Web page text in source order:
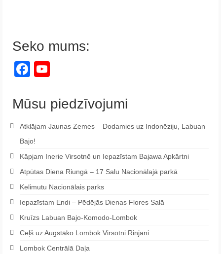
Seko mums:
Facebook
Mūsu piedzīvojumi
Atklājam Jaunas Zemes – Dodamies uz Indonēziju, Labuan
Bajo!
Kāpjam Inerie Virsotnē un Iepazīstam Bajawa Apkārtni
Atpūtas Diena Riungā – 17 Salu Nacionālajā parkā
Kelimutu Nacionālais parks
Iepazīstam Endi – Pēdējās Dienas Flores Salā
Kruīzs Labuan Bajo-Komodo-Lombok
Ceļš uz Augstāko Lombok Virsotni Rinjani
Lombok Centrālā Daļa